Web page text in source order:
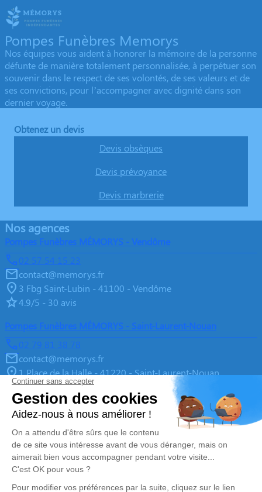
Pompes Funèbres Memorys
Nos équipes vous aident à honorer la mémoire de la personne
défunte de manière totalement personnalisée, à perpétuer son
souvenir dans le respect de ses volontés, de ses valeurs et de
ses convictions, pour l’accompagner avec dignité dans son
dernier voyage.
Obtenez un devis
Devis obsèques
Devis prévoyance
Devis marbrerie
Nos agences
Pompes Funèbres MÉMORYS - Vendôme
02 57 54 15 23
contact@memorys.fr
3 Fbg Saint-Lubin - 41100 - Vendôme
4.9/5 - 30 avis
Pompes Funèbres MÉMORYS - Saint-Laurent-Nouan
02 79 81 38 78
contact@memorys.fr
1 Place de la Halle - 41220 - Saint-Laurent-Nouan
4.9/5 - 10 avis
Pompes Funèbres MEMORYS à Blois
02 55 02 46 67
contact@memorys.fr
3 Boulevard de l'Industrie - 41000 - Blois
5/5 - 81 avis
Nos Services Liens utiles